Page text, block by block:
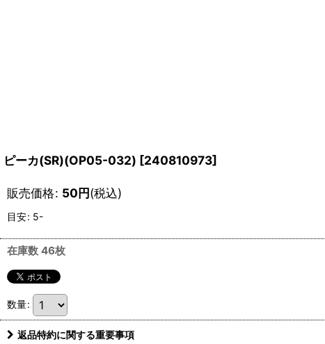
ピーカ(SR)(OP05-032) [240810973]
販売価格: 50円(税込)
目安: 5-
在庫数 46枚
数量:
返品特約に関する重要事項